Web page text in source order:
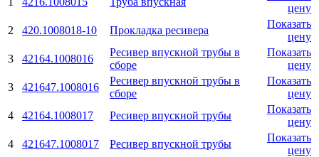
цену
2
420.1008018-10 Прокладка ресивера
Показать
цену
3
42164.1008016
Ресивер впускной трубы в
сборе
Показать
цену
3
421647.1008016
Ресивер впускной трубы в
сборе
Показать
цену
4
42164.1008017 Ресивер впускной трубы
Показать
цену
4
421647.1008017 Ресивер впускной трубы
Показать
цену